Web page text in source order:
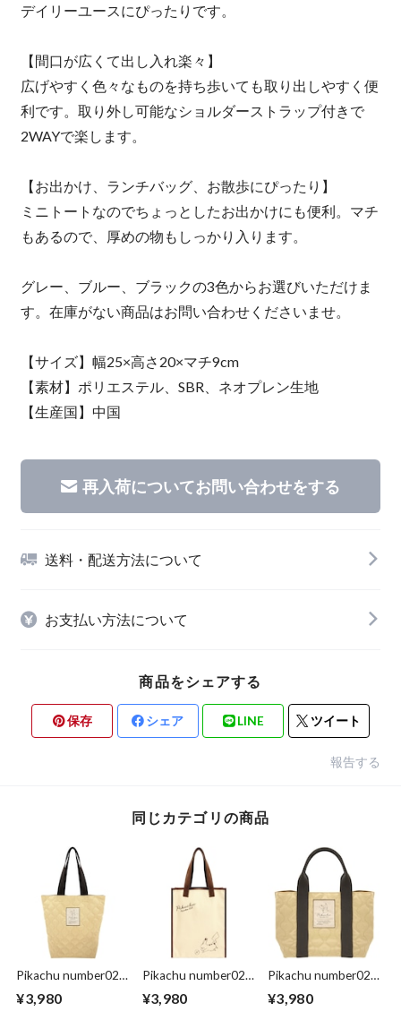
デイリーユースにぴったりです。
【間口が広くて出し入れ楽々】
広げやすく色々なものを持ち歩いても取り出しやすく便
利です。取り外し可能なショルダーストラップ付きで
2WAYで楽します。
【お出かけ、ランチバッグ、お散歩にぴったり】
ミニトートなのでちょっとしたお出かけにも便利。マチ
もあるので、厚めの物もしっかり入ります。
グレー、ブルー、ブラックの3色からお選びいただけま
す。在庫がない商品はお問い合わせくださいませ。
【サイズ】幅25×高さ20×マチ9cm
【素材】ポリエステル、SBR、ネオプレン生地
【生産国】中国
再入荷についてお問い合わせをする
送料・配送方法について
お支払い方法について
商品をシェアする
保存 シェア LINE ツイート
報告する
同じカテゴリの商品
Pikachu number025
マチ11×高さ34cm
¥3,980
Pikachu number025
マチ11×高さ32cm
¥3,980
Pikachu number025
トバッグ 幅30×マチ
¥3,980